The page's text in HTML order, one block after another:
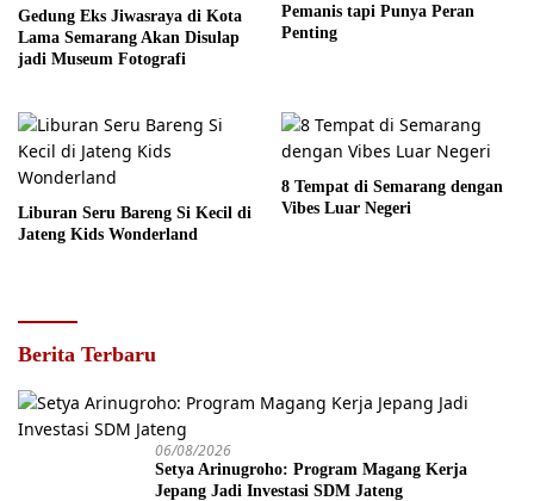
Gedung Eks Jiwasraya di Kota
Lama Semarang Akan Disulap
jadi Museum Fotografi
Pemanis tapi Punya Peran
Penting
Liburan Seru Bareng Si Kecil di
Jateng Kids Wonderland
8 Tempat di Semarang dengan
Vibes Luar Negeri
Berita Terbaru
06/08/2026
Setya Arinugroho: Program Magang Kerja
Jepang Jadi Investasi SDM Jateng